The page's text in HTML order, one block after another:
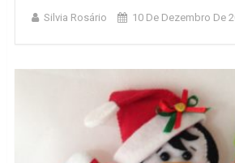
Silvia Rosário 10 De Dezembro De